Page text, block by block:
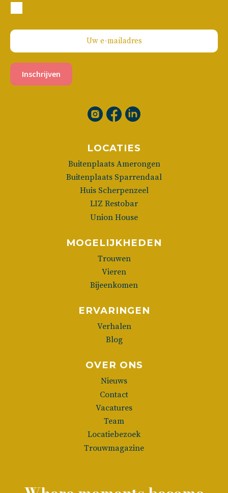
Inschrijven
LOCATIES
Buitenplaats Amerongen
Buitenplaats Sparrendaal
Huis Scherpenzeel
LIZ Restobar
Union House
MOGELIJKHEDEN
Trouwen
Vieren
Bijeenkomen
ERVARINGEN
Verhalen
Blog
OVER ONS
Nieuws
Contact
Vacatures
Team
Locatiebezoek
Trouwmagazine